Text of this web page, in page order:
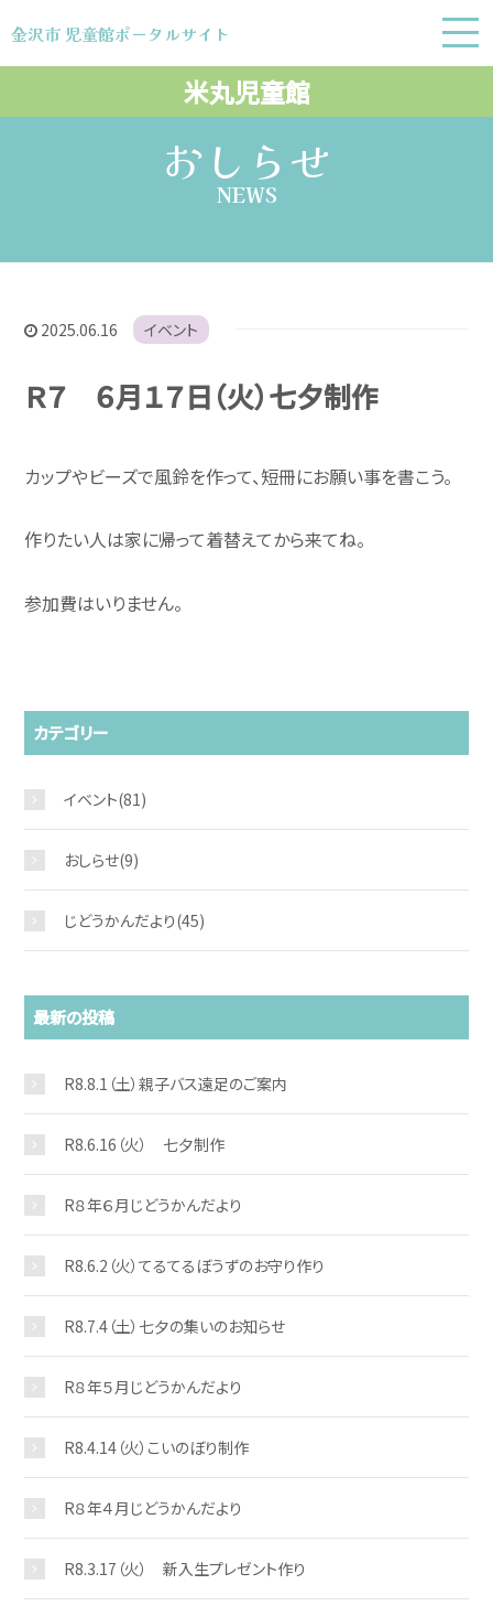
金沢市 児童館ポータルサイト
金沢市 児童館ポータルサイト
お問い合わせ
おしらせ
NEWS
2025.06.16 イベント
Ｒ７ ６月１７日（火）七夕制作
カップやビーズで風鈴を作って、短冊にお願い事を書こう。
作りたい人は家に帰って着替えてから来てね。
参加費はいりません。
カテゴリー
イベント(81)
おしらせ(9)
じどうかんだより(45)
最新の投稿
R8.8.1（土）親子バス遠足のご案内
R8.6.16（火） 七夕制作
R８年６月じどうかんだより
R8.6.2（火）てるてるぼうずのお守り作り
R8.7.4（土）七夕の集いのお知らせ
R８年５月じどうかんだより
R8.4.14（火）こいのぼり制作
R８年４月じどうかんだより
R8.3.17（火） 新入生プレゼント作り
米丸児童館